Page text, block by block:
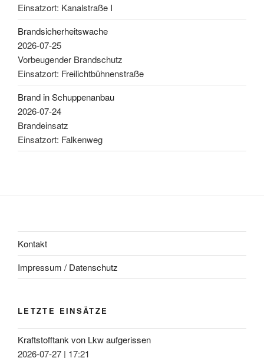
Einsatzort: Kanalstraße I
Brandsicherheitswache
2026-07-25
Vorbeugender Brandschutz
Einsatzort: Freilichtbühnenstraße
Brand in Schuppenanbau
2026-07-24
Brandeinsatz
Einsatzort: Falkenweg
Kontakt
Impressum / Datenschutz
LETZTE EINSÄTZE
Kraftstofftank von Lkw aufgerissen
2026-07-27 | 17:21